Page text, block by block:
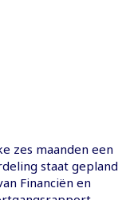
zes maanden een
staat gepland
Financiën en